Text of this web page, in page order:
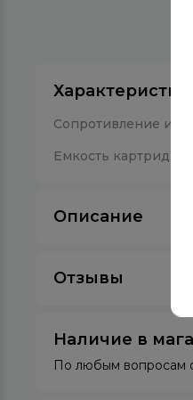
Характеристики
Сопротивление
Емкость картриджа
Описание
Отзывы
Наличие в
По любым вопросам